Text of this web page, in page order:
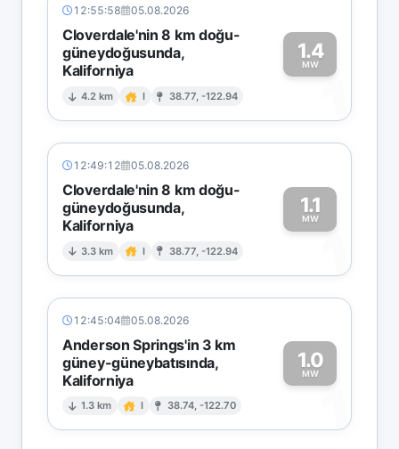
12:55:58 05.08.2026
Cloverdale'nin 8 km doğu-
güneydoğusunda,
Kaliforniya
4.2 km I 38.77, -122.94
1.4
MW
1
12:49:12 05.08.2026
Cloverdale'nin 8 km doğu-
güneydoğusunda,
Kaliforniya
3.3 km I 38.77, -122.94
1.1
MW
1
12:45:04 05.08.2026
Anderson Springs'in 3 km
güney-güneybatısında,
Kaliforniya
1.3 km I 38.74, -122.70
1.0
MW
1